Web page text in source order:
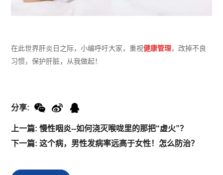
在此世界肝炎日之际，小编呼吁大家，重视健康管理，改掉不良
习惯，保护肝脏，从我做起！
上一篇: 慢性咽炎--如何浇灭喉咙里的那把“虚火”？
下一篇: 这个病，男性发病率远高于女性！怎么防治？
分享: